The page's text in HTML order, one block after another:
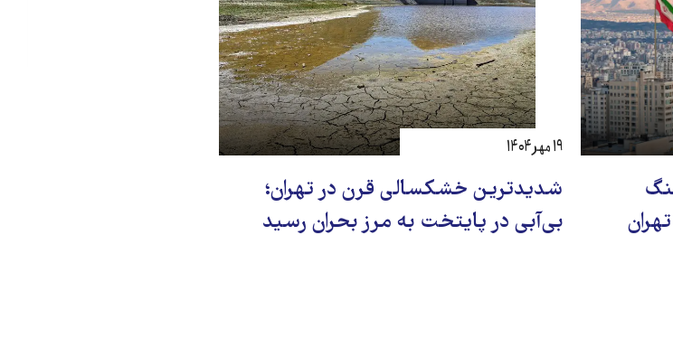
شدیدترین خشکسالی قرن در تهران؛
بی‌آبی در پایتخت به مرز بحران رسید
۱۹ مهر ۱۴۰۴